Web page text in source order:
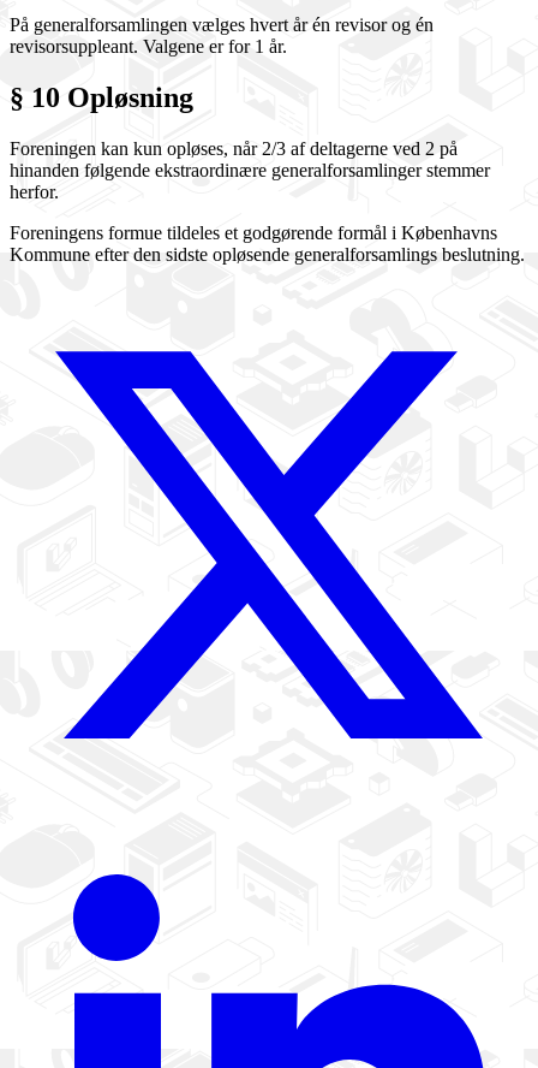
På generalforsamlingen vælges hvert år én revisor og én
revisorsuppleant. Valgene er for 1 år.
§ 10 Opløsning
Foreningen kan kun opløses, når 2/3 af deltagerne ved 2 på
hinanden følgende ekstraordinære generalforsamlinger stemmer
herfor.
Foreningens formue tildeles et godgørende formål i Københavns
Kommune efter den sidste opløsende generalforsamlings beslutning.